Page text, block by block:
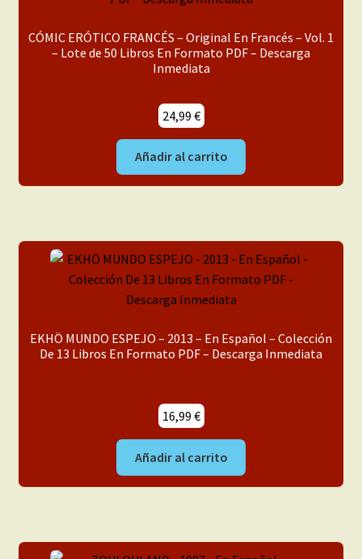
CÓMIC ERÓTICO FRANCÉS – Original En Francés – Vol. 1
– Lote de 50 Libros En Formato PDF – Descarga
Inmediata
24,99 €
Añadir al carrito
EKHÖ MUNDO ESPEJO – 2013 – En Español – Colección
De 13 Libros En Formato PDF – Descarga Inmediata
16,99 €
Añadir al carrito